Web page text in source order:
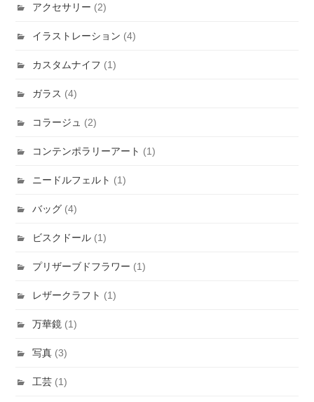
アクセサリー (2)
イラストレーション (4)
カスタムナイフ (1)
ガラス (4)
コラージュ (2)
コンテンポラリーアート (1)
ニードルフェルト (1)
バッグ (4)
ビスクドール (1)
プリザーブドフラワー (1)
レザークラフト (1)
万華鏡 (1)
写真 (3)
工芸 (1)